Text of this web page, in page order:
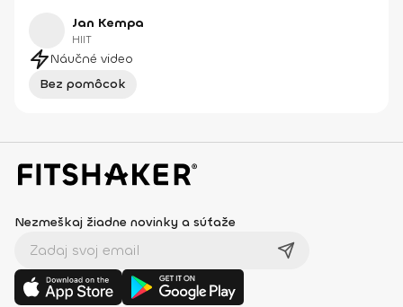
Jan Kempa
HIIT
Náučné video
Bez pomôcok
Nezmeškaj žiadne novinky a súťaže